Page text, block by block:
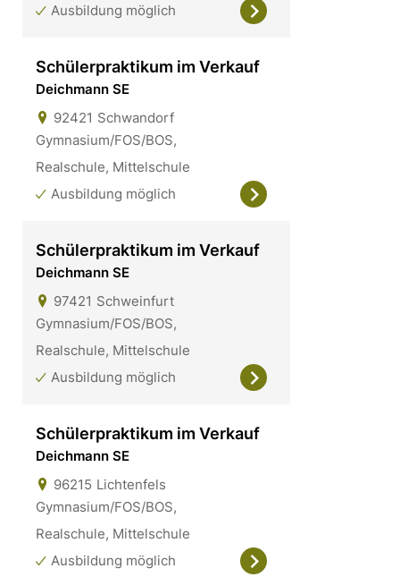
Ausbildung möglich
Schülerpraktikum im Verkauf
Deichmann SE
92421 Schwandorf
Gymnasium/FOS/BOS,
Realschule, Mittelschule
Ausbildung möglich
Schülerpraktikum im Verkauf
Deichmann SE
97421 Schweinfurt
Gymnasium/FOS/BOS,
Realschule, Mittelschule
Ausbildung möglich
Schülerpraktikum im Verkauf
Deichmann SE
96215 Lichtenfels
Gymnasium/FOS/BOS,
Realschule, Mittelschule
Ausbildung möglich